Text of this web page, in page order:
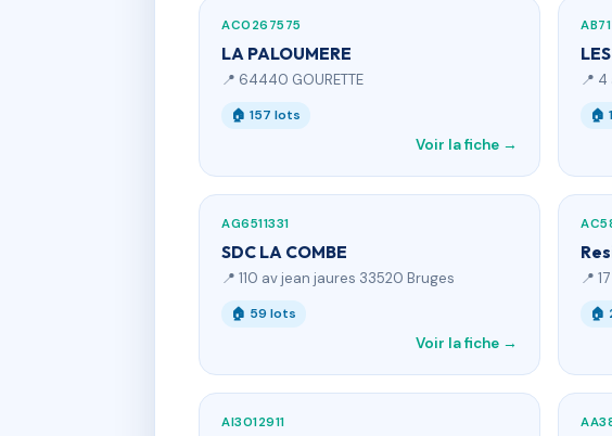
AC0267575
LA PALOUMERE
📍 64440 GOURETTE
🏠 157 lots
Voir la fiche →
📍
🏠
AG6511331
SDC LA COMBE
📍 110 av jean jaures 33520 Bruges
🏠 59 lots
Voir la fiche →
📍
🏠
AI3012911